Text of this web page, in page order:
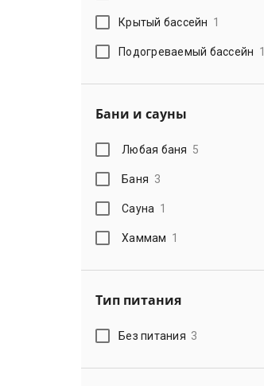
Крытый бассейн 1
Подогреваемый бассейн 1
Бани и сауны
Любая баня 5
Баня 3
Сауна 1
Хаммам 1
Тип питания
Без питания 3